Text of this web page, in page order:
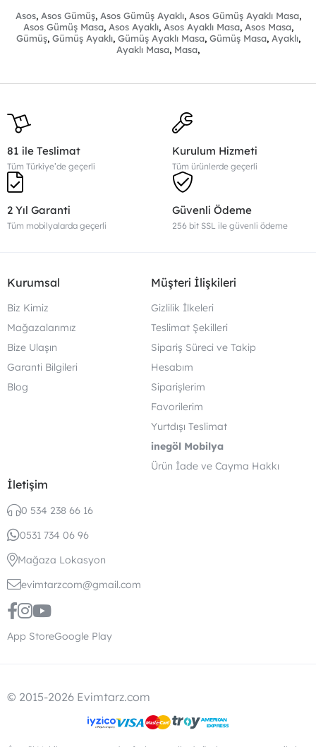
Asos, Asos Gümüş, Asos Gümüş Ayaklı, Asos Gümüş Ayaklı Masa,
Asos Gümüş Masa, Asos Ayaklı, Asos Ayaklı Masa, Asos Masa,
Gümüş, Gümüş Ayaklı, Gümüş Ayaklı Masa, Gümüş Masa, Ayaklı,
Ayaklı Masa, Masa,
81 ile Teslimat
Tüm Türkiye’de geçerli
Kurulum Hizmeti
Tüm ürünlerde geçerli
2 Yıl Garanti
Tüm mobilyalarda geçerli
Güvenli Ödeme
256 bit SSL ile güvenli ödeme
Kurumsal
Biz Kimiz
Mağazalarımız
Bize Ulaşın
Garanti Bilgileri
Blog
Müşteri İlişkileri
Gizlilik İlkeleri
Teslimat Şekilleri
Sipariş Süreci ve Takip
Hesabım
Siparişlerim
Favorilerim
Yurtdışı Teslimat
inegöl Mobilya
Ürün İade ve Cayma Hakkı
İletişim
0 534 238 66 16
0531 734 06 96
Mağaza Lokasyon
evimtarzcom@gmail.com
App StoreGoogle Play
© 2015-2026 Evimtarz.com